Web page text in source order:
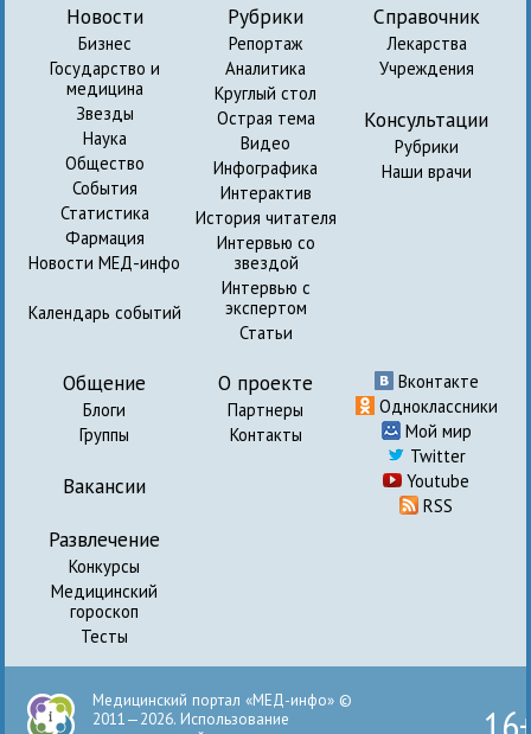
Новости
Бизнес
Государство и
медицина
Звезды
Наука
Общество
События
Статистика
Фармация
Новости МЕД-инфо
Календарь событий
Рубрики
Репортаж
Аналитика
Круглый стол
Острая тема
Видео
Инфографика
Интерактив
История читателя
Интервью со
звездой
Интервью с
экспертом
Статьи
Справочник
Лекарства
Учреждения
Консультации
Рубрики
Наши врачи
Общение
Блоги
Группы
Вакансии
Развлечение
Конкурсы
Медицинский
гороскоп
Тесты
О проекте
Партнеры
Контакты
Вконтакте
Одноклассники
Мой мир
Twitter
Youtube
RSS
Медицинский портал «МЕД-инфо» ©
2011—2026. Использование